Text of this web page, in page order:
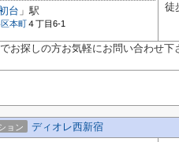
台 」駅
本町 ４丁目6-1
徒
お探しの方お気軽にお問い合わせ
ョン ディオレ西新宿